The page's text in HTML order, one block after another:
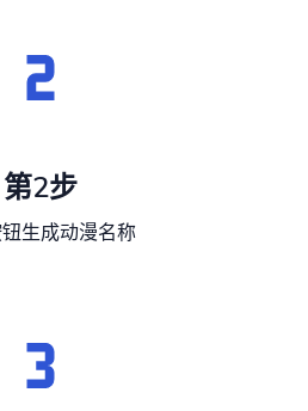
第2步
生成动漫名称